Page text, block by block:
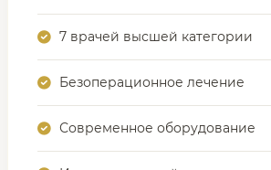
7 врачей высшей категории
Безоперационное лечение
Современное оборудование